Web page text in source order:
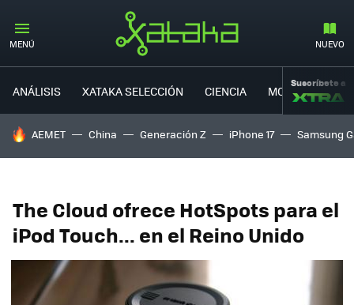
MENÚ NUEVO
ANÁLISIS XATAKA SELECCIÓN CIENCIA MOVILIDAD
Suscríbete a
HOY SE HABLA DE
AEMET China Generación Z iPhone 17 Samsung
The Cloud ofrece HotSpots para el
iPod Touch... en el Reino Unido